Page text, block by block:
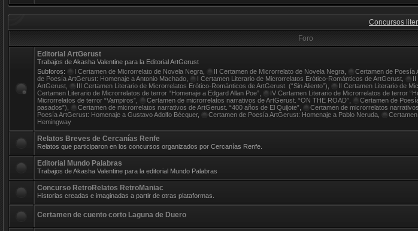
Concursos
Foro
Editorial ArtGerust
Trabajos de Akasha Valentine para la Editorial ArtGerust
Subforos:
I Certamen de Microrrelato de Novela Negra II Certamen de Microrrelato de Novela Negra Certamen de Poesía
de Poesía ArtGerust: Homenaje a Antonio Machado
I Certamen Literario de Microrrelatos Erótico-Románticos de ArtGerust
II
ArtGerust
III Certamen Literario de Microrrelatos Erótico-Románticos de ArtGerust. (“Sin Aliento”) II Certamen Literario de
Certamen Literario de Microrrelatos de terror “Homenaje a Edgard Allan Poe”
IV Certamen Literario de Microrrelatos de terror
Microrrelatos de terror “Vampiros”
Certamen de microrrelatos narrativos de ArtGerust. “ON THE ROAD”
Certamen de
pasados”)
Certamen de microrrelatos narrativos de ArtGerust. “400 años de El Quijote” Certamen de microrrelatos
Poesía ArtGerust: Homenaje a Gustavo Adolfo Bécquer, Certamen de Poesía ArtGerust: Homenaje a Pablo Neruda
Hemingway
Relatos Breves de Cercanías Renfe
Relatos que participaron en los concursos organizados por Cercanías Renfe.
Editorial Mundo Palabras
Trabajos de Akasha Valentine para la editorial Mundo Palabras
Concurso RetroRelatos RetroManiac
Historias creadas e imaginadas a partir de otras plataformas.
Certamen de cuento corto Laguna de Duero